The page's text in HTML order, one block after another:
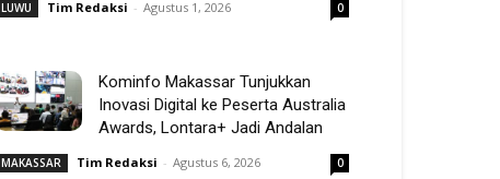
LUWU Tim Redaksi - Agustus 1, 2026 0
Kominfo Makassar Tunjukkan
Inovasi Digital ke Peserta Australia
Awards, Lontara+ Jadi Andalan
MAKASSAR Tim Redaksi - Agustus 6, 2026 0